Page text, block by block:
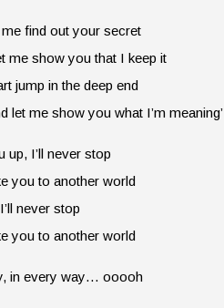
find out your secret
me show you that I keep it
jump in the deep end
let me show you what I’m meaning’
up, I’ll never stop
you to another world
never stop
you to another world
in every way… ooooh